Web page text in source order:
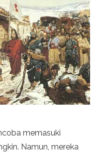
memasuki
Namun, mereka